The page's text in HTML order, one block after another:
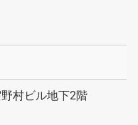
村ビル地下2階